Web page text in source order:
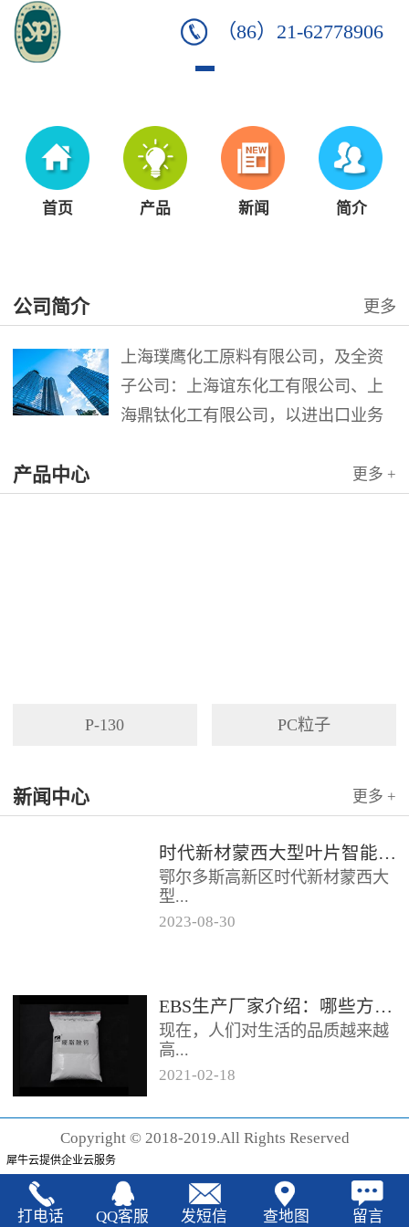
（86）21-62778906
首页 产品 新闻 简介
公司简介 更多
上海璞鹰化工原料有限公司，及全资
子公司：上海谊东化工有限公司、上
海鼎钛化工有限公司，以进出口业务
品。公司以其灵活的市场对策和创造
产品中心 更多 +
P-130 PC粒子
新闻中心 更多 +
时代新材蒙西大型叶片智能制造基地项目开工
鄂尔多斯高新区时代新材蒙西大
型...
分为...
2023-08-30
EBS生产厂家‍介绍：哪些方法可以验证EBS的润滑效果
现在，人们对生活的品质越来越
高...
声也越来越强烈，很多厂家在利
2021-02-18
Copyright © 2018-2019.All Rights Reserved
犀牛云提供企业云服务
打电话 QQ客服 发短信 查地图 留言